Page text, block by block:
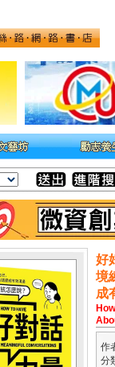
好
境
成
作
分